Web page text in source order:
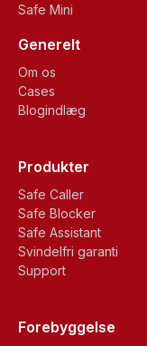
Safe Mini
Generelt
Om os
Cases
Blogindlæg
Produkter
Safe Caller
Safe Blocker
Safe Assistant
Svindelfri garanti
Support
Forebyggelse